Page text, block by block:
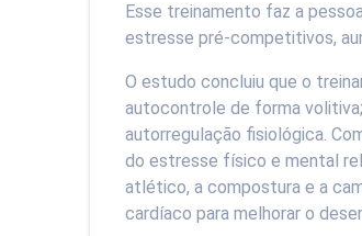
Esse treinamento faz a
estresse pré-competitivos,
O estudo concluiu que o
autocontrole de forma
autorregulação fisiológica.
do estresse físico e mental
atlético, a compostura e a
cardíaco para melhorar o